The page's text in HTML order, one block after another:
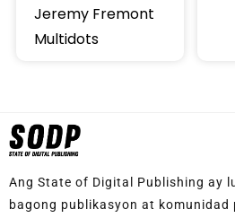
Jeremy Fremont
Multidots
Ang State of Digital Publishing ay
bagong publikasyon at komunidad